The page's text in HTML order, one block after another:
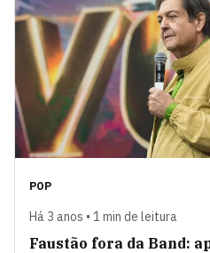
POP
Há 3 anos • 1 min de leitura
Faustão fora da Band: